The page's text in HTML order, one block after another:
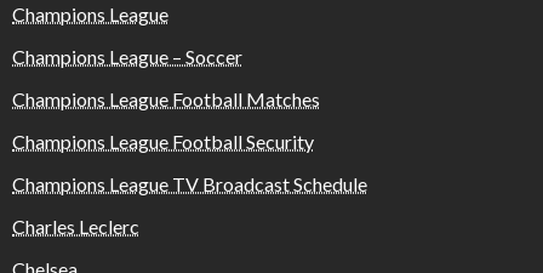
Champions League
Champions League – Soccer
Champions League Football Matches
Champions League Football Security
Champions League TV Broadcast Schedule
Charles Leclerc
Chelsea